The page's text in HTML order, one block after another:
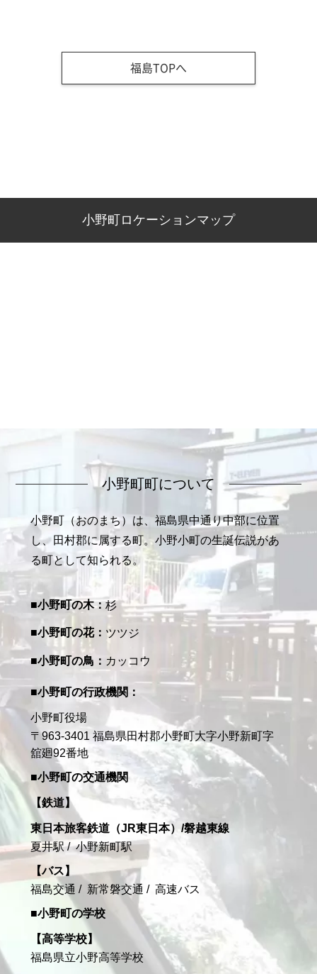
福島TOPへ
小野町ロケーションマップ
小野町町について
小野町（おのまち）は、福島県中通り中部に位置
し、田村郡に属する町。小野小町の生誕伝説があ
る町として知られる。
小野町の木 杉
小野町の花 ツツジ
小野町の鳥 カッコウ
小野町の行政機関
小野町役場
〒963-3401 福島県田村郡小野町大字小野新町字
舘廻92番地
小野町の交通機関
鉄道
東日本旅客鉄道（JR東日本）/磐越東線
夏井駅
小野新町駅
バス
福島交通
新常磐交通
高速バス
小野町の学校
高等学校
福島県立小野高等学校